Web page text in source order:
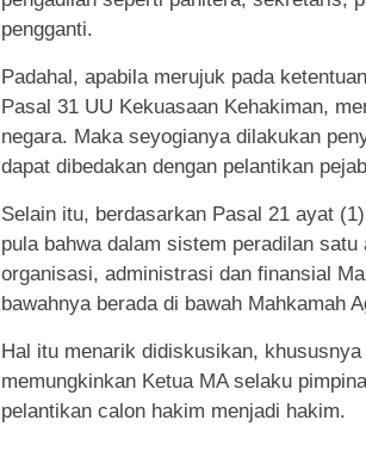
pengganti.
Padahal, apabila merujuk pada
Pasal 31 UU Kekuasaan Kehakiman,
negara. Maka seyogianya dilakukan
dapat dibedakan dengan pelantikan
Selain itu, berdasarkan Pasal 21 ayat
pula bahwa dalam sistem peradilan
organisasi, administrasi dan finansial
bawahnya berada di bawah Mahkamah
Hal itu menarik didiskusikan,
memungkinkan Ketua MA selaku
pelantikan calon hakim menjadi hakim.